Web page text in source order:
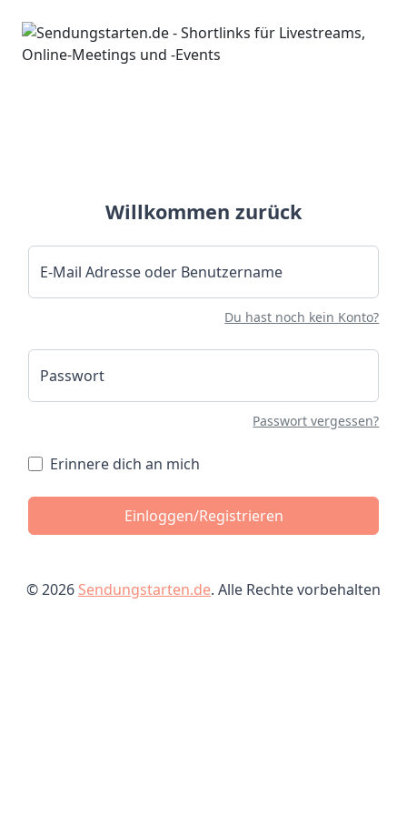
Willkommen zurück
E-Mail Adresse oder Benutzername
Du hast noch kein Konto?
Passwort
Passwort vergessen?
Erinnere dich an mich
Einloggen/Registrieren
© 2026 Sendungstarten.de. Alle Rechte vorbehalten